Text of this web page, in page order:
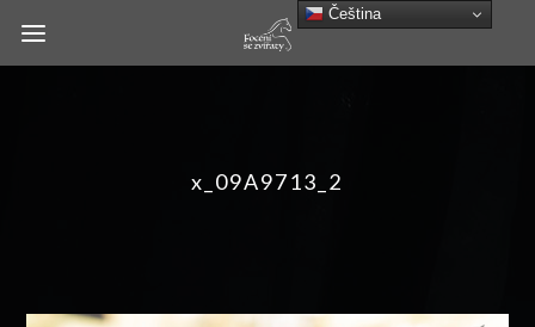
x_09A9713_2
Čeština‎